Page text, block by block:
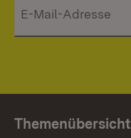
Themenübersicht